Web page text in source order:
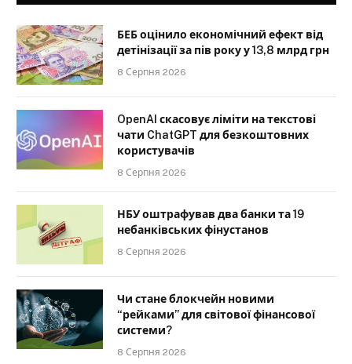
БЕБ оцінило економічний ефект від
детінізації за пів року у 13,8 млрд грн
8 Серпня 2026
OpenAI скасовує ліміти на текстові
чати ChatGPT для безкоштовних
користувачів
8 Серпня 2026
НБУ оштрафував два банки та 19
небанківських фінустанов
8 Серпня 2026
Чи стане блокчейн новими
“рейками” для світової фінансової
системи?
8 Серпня 2026